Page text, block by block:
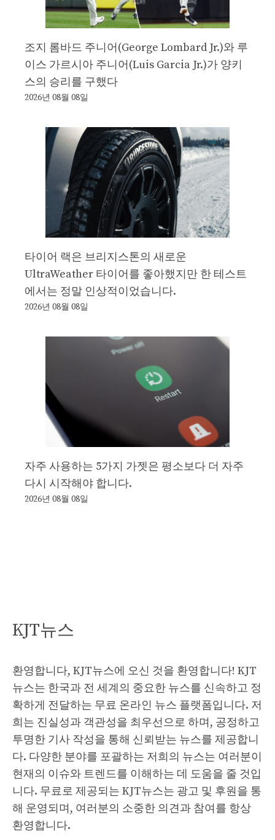
조지 롬바드 주니어(George Lombard Jr.)와 루
이스 가르시아 주니어(Luis Garcia Jr.)가 양키
스의 승리를 구했다
2026년 08월 08일
타이어 랙은 브리지스톤의 새로운
UltraWeather 타이어를 좋아했지만 한 테스트
에서는 정말 인상적이었습니다.
2026년 08월 08일
자주 사용하는 5가지 가젯은 평소보다 더 자주
다시 시작해야 합니다.
2026년 08월 08일
KJT뉴스
환영합니다, KJT뉴스에 오신 것을 환영합니다! KJT
뉴스는 한국과 전 세계의 중요한 뉴스를 신속하고 정
확하게 전달하는 무료 온라인 뉴스 플랫폼입니다. 저
희는 진실성과 객관성을 최우선으로 하며, 공정하고
투명한 기사 작성을 통해 신뢰받는 뉴스를 제공합니
다. 다양한 분야를 포괄하는 저희의 뉴스는 여러분이
현재의 이슈와 트렌드를 이해하는 데 도움을 줄 것입
니다. 무료로 제공되는 KJT뉴스는 광고 및 후원을 통
해 운영되며, 여러분의 소중한 의견과 참여를 항상
환영합니다.